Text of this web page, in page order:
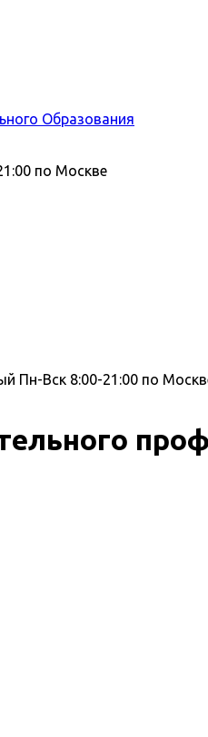
Образования
по Москве
Пн-Вск 8:00-21:00 по